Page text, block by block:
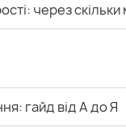
через
гайд від А до Я